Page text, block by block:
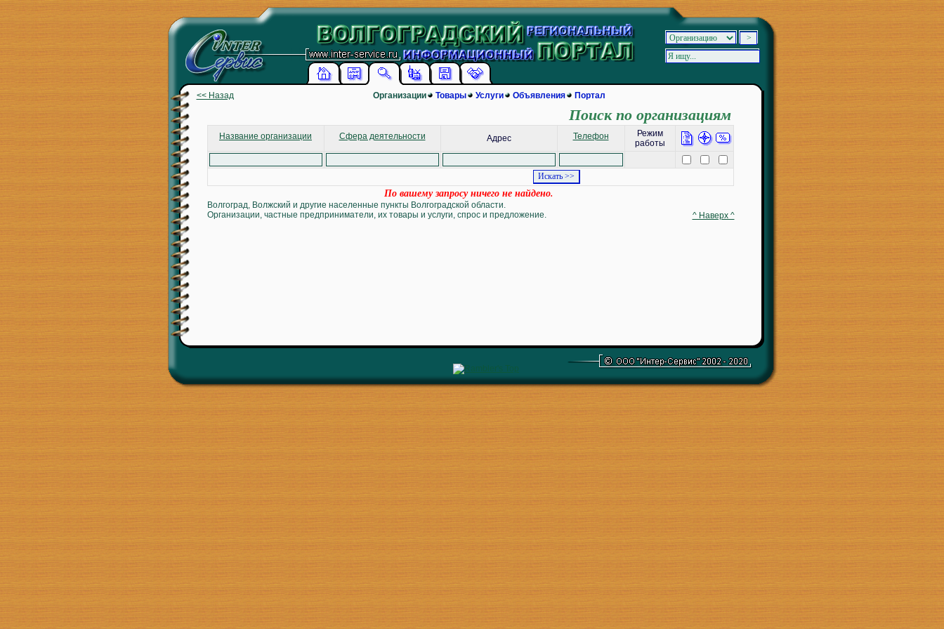
<< Назад Организации Товары Услуги Объявления Портал
Поиск по организациям
Название организации Сфера деятельности Адрес Телефон
Режим
работы
По вашему запросу ничего не найдено.
Волгоград, Волжский и другие населенные пункты Волгоградской области.
Организации, частные предприниматели, их товары и услуги, спрос и предложение.
^ Наверх ^